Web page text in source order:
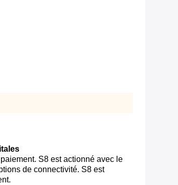
S8 est actionné avec le
de connectivité. S8 est